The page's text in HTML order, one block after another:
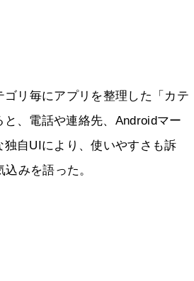
リ毎にアプリを整理した「カテ
、電話や連絡先、Androidマー
自UIにより、使いやすさも訴
みを語った。